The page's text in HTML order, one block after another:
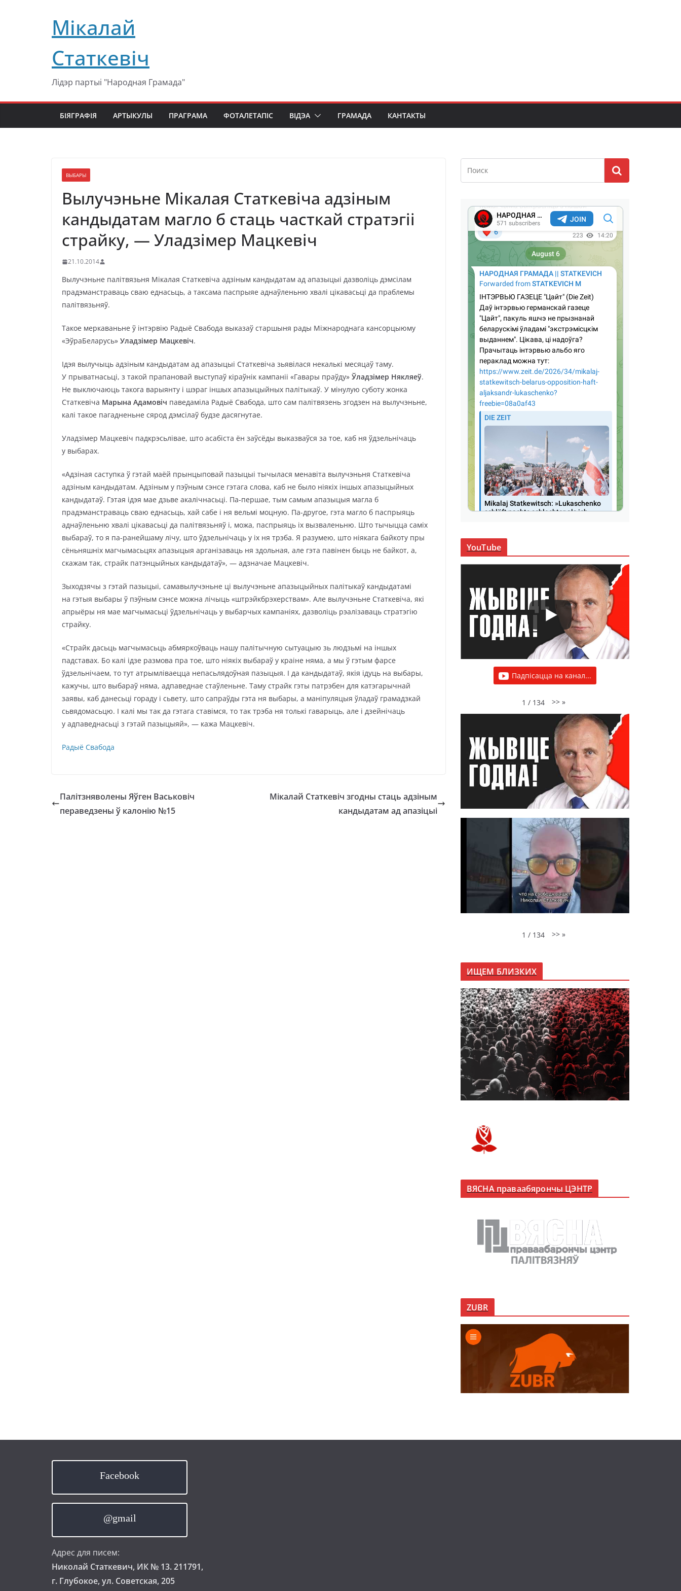
содержимомуМікалай
Статкевіч
Лідэр партыі "Народная Грамада"
БІЯГРАФІЯ АРТЫКУЛЫ ПРАГРАМА ФОТАЛЕТАПІС ВІДЭА ГРАМАДА КАНТАКТЫ
ВЫБАРЫ
Вылучэньне Мікалая Статкевіча адзіным
кандыдатам магло б стаць часткай стратэгіі
страйку, — Уладзімер Мацкевіч
21.10.2014
Вылучэньне палітвязьня Мікалая Статкевіча адзіным кандыдатам ад апазыцыі дазволіць дэмсілам
прадэманстраваць сваю еднасьць, а таксама паспрыяе аднаўленьню хвалі цікавасьці да праблемы
палітвязьняў.
Такое меркаваньне ў інтэрвію Радыё Свабода выказаў старшыня рады Міжнароднага кансорцыюму
«ЭўраБеларусь» Уладзімер Мацкевіч.
Ідэя вылучыць адзіным кандыдатам ад апазыцыі Статкевіча зьявілася некалькі месяцаў таму.
У прыватнасьці, з такой прапановай выступаў кіраўнік кампаніі «Гавары праўду» Ўладзімер Някляеў.
Не выключаюць такога варыянту і шэраг іншых апазыцыйных палітыкаў. У мінулую суботу жонка
Статкевіча Марына Адамовіч паведаміла Радыё Свабода, што сам палітвязень згодзен на вылучэньне,
калі такое пагадненьне сярод дэмсілаў будзе дасягнутае.
Уладзімер Мацкевіч падкрэсьлівае, што асабіста ён заўсёды выказваўся за тое, каб ня ўдзельнічаць
у выбарах.
«Адзіная саступка ў гэтай маёй прынцыповай пазыцыі тычылася менавіта вылучэньня Статкевіча
адзіным кандыдатам. Адзіным у пэўным сэнсе гэтага слова, каб не было ніякіх іншых апазыцыйных
кандыдатаў. Гэтая ідэя мае дзьве акалічнасьці. Па-першае, тым самым апазыцыя магла б
прадэманстраваць сваю еднасьць, хай сабе і ня вельмі моцную. Па-другое, гэта магло б паспрыяць
аднаўленьню хвалі цікавасьці да палітвязьняў і, можа, паспрыяць іх вызваленьню. Што тычыцца саміх
выбараў, то я па-ранейшаму лічу, што ўдзельнічаць у іх ня трэба. Я разумею, што ніякага байкоту пры
сёньняшніх магчымасьцях апазыцыя арганізаваць ня здольная, але гэта павінен быць не байкот, а,
скажам так, страйк патэнцыйных кандыдатаў», — адзначае Мацкевіч.
Зыходзячы з гэтай пазыцыі, самавылучэньне ці вылучэньне апазыцыйных палітыкаў кандыдатамі
на гэтыя выбары ў пэўным сэнсе можна лічыць «штрэйкбрэхерствам». Але вылучэньне Статкевіча, які
апрыёры ня мае магчымасьці ўдзельнічаць у выбарчых кампаніях, дазволіць рэалізаваць стратэгію
страйку.
«Страйк дасьць магчымасьць абмяркоўваць нашу палітычную сытуацыю зь людзьмі на іншых
падставах. Бо калі ідзе размова пра тое, што ніякіх выбараў у краіне няма, а мы ў гэтым фарсе
ўдзельнічаем, то тут атрымліваецца непасьлядоўная пазыцыя. І да кандыдатаў, якія ідуць на выбары,
кажучы, што выбараў няма, адпаведнае стаўленьне. Таму страйк гэты патрэбен для катэгарычнай
заявы, каб данесьці гораду і сьвету, што сапраўды гэта ня выбары, а маніпуляцыя ўладаў грамадзкай
сьвядомасьцю. І калі мы так да гэтага ставімся, то так трэба ня толькі гаварыць, але і дзейнічаць
у адпаведнасьці з гэтай пазыцыяй», — кажа Мацкевіч.
Радыё Свабода
Палітзняволены Яўген Васьковіч
пераведзены ў калонію №15
Мікалай Статкевіч згодны стаць адзіным
кандыдатам ад апазіцыі
YouTube
Падпісацца на канал...
1 / 134 >> »
1 / 134 >> »
ИЩЕМ БЛИЗКИХ
ВЯСНА праваабярончы ЦЭНТР
ZUBR
Facebook
@gmail
Адрес для писем:
Николай Статкевич, ИК № 13. 211791,
г. Глубокое, ул. Советская, 205